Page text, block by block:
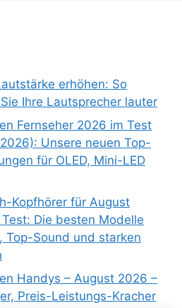
erhöhen: So
Ihre Lautsprecher lauter
Fernseher 2026 im Test
Unsere neuen Top-
für OLED, Mini-LED
Kopfhörer für August
Die besten Modelle
Top-Sound und starken
Handys – August 2026 –
Preis-Leistungs-Kracher